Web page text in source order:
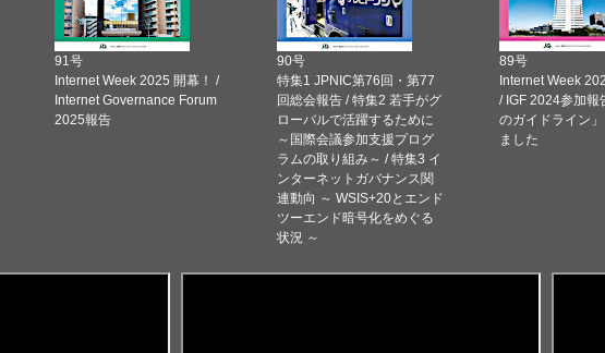
91号
Internet Week 2025 開幕！ /
Internet Governance Forum
2025報告
90号
特集1 JPNIC第76回・第77
回総会報告 / 特集2 若手がグ
ローバルで活躍するために
～国際会議参加支援プログ
ラムの取り組み～ / 特集3 イ
ンターネットガバナンス関
連動向 ～ WSIS+20とエンド
ツーエンド暗号化をめぐる
状況 ～
89号
Internet Week
/ IGF 2024参加報
のガイドライン
ました